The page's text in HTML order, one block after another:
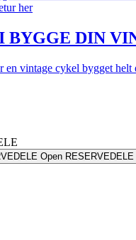
her
BYGGE DIN
en vintage cykel bygget
Open RESERVEDELE